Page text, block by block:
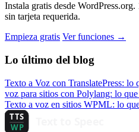
Instala gratis desde
sin tarjeta requerida.
Empieza gratis Ver funciones →
Lo último del blog
Texto a Voz con TranslatePress: lo
voz para sitios con Polylang: lo
Texto a voz en sitios WPML: lo